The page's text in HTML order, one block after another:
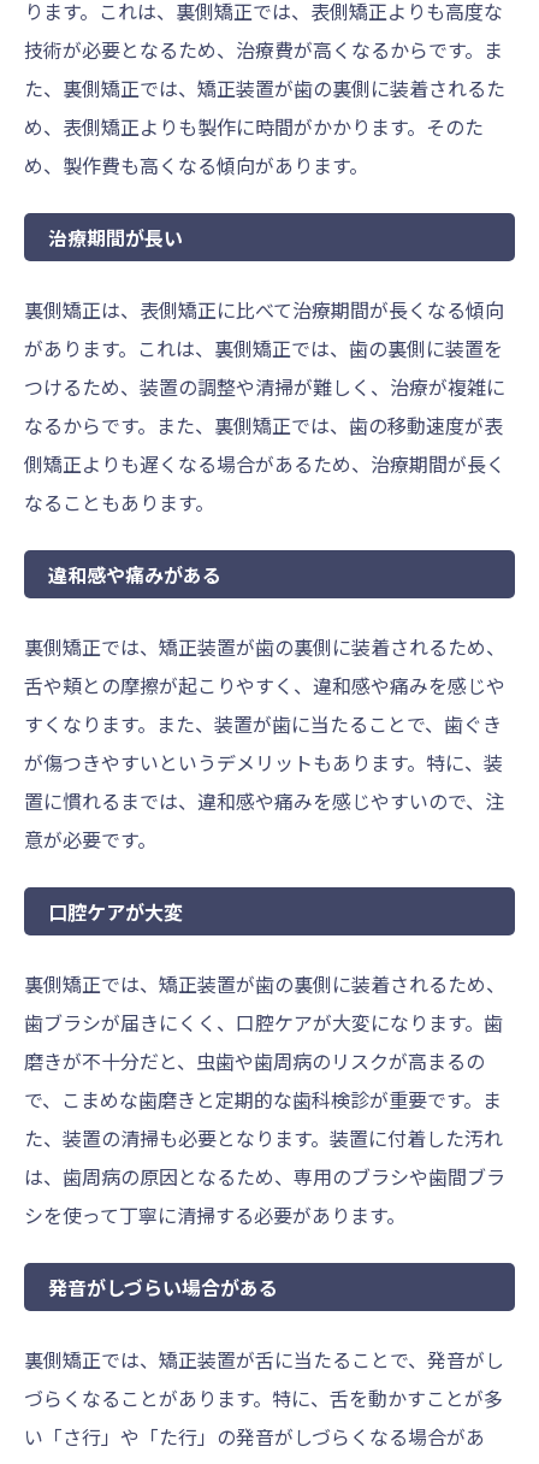
ります。これは、裏側矯正では、表側矯正よりも高度な
技術が必要となるため、治療費が高くなるからです。ま
た、裏側矯正では、矯正装置が歯の裏側に装着されるた
め、表側矯正よりも製作に時間がかかります。そのた
め、製作費も高くなる傾向があります。
治療期間が長い
裏側矯正は、表側矯正に比べて治療期間が長くなる傾向
があります。これは、裏側矯正では、歯の裏側に装置を
つけるため、装置の調整や清掃が難しく、治療が複雑に
なるからです。また、裏側矯正では、歯の移動速度が表
側矯正よりも遅くなる場合があるため、治療期間が長く
なることもあります。
違和感や痛みがある
裏側矯正では、矯正装置が歯の裏側に装着されるため、
舌や頬との摩擦が起こりやすく、違和感や痛みを感じや
すくなります。また、装置が歯に当たることで、歯ぐき
が傷つきやすいというデメリットもあります。特に、装
置に慣れるまでは、違和感や痛みを感じやすいので、注
意が必要です。
口腔ケアが大変
裏側矯正では、矯正装置が歯の裏側に装着されるため、
歯ブラシが届きにくく、口腔ケアが大変になります。歯
磨きが不十分だと、虫歯や歯周病のリスクが高まるの
で、こまめな歯磨きと定期的な歯科検診が重要です。ま
た、装置の清掃も必要となります。装置に付着した汚れ
は、歯周病の原因となるため、専用のブラシや歯間ブラ
シを使って丁寧に清掃する必要があります。
発音がしづらい場合がある
裏側矯正では、矯正装置が舌に当たることで、発音がし
づらくなることがあります。特に、舌を動かすことが多
い「さ行」や「た行」の発音がしづらくなる場合があ